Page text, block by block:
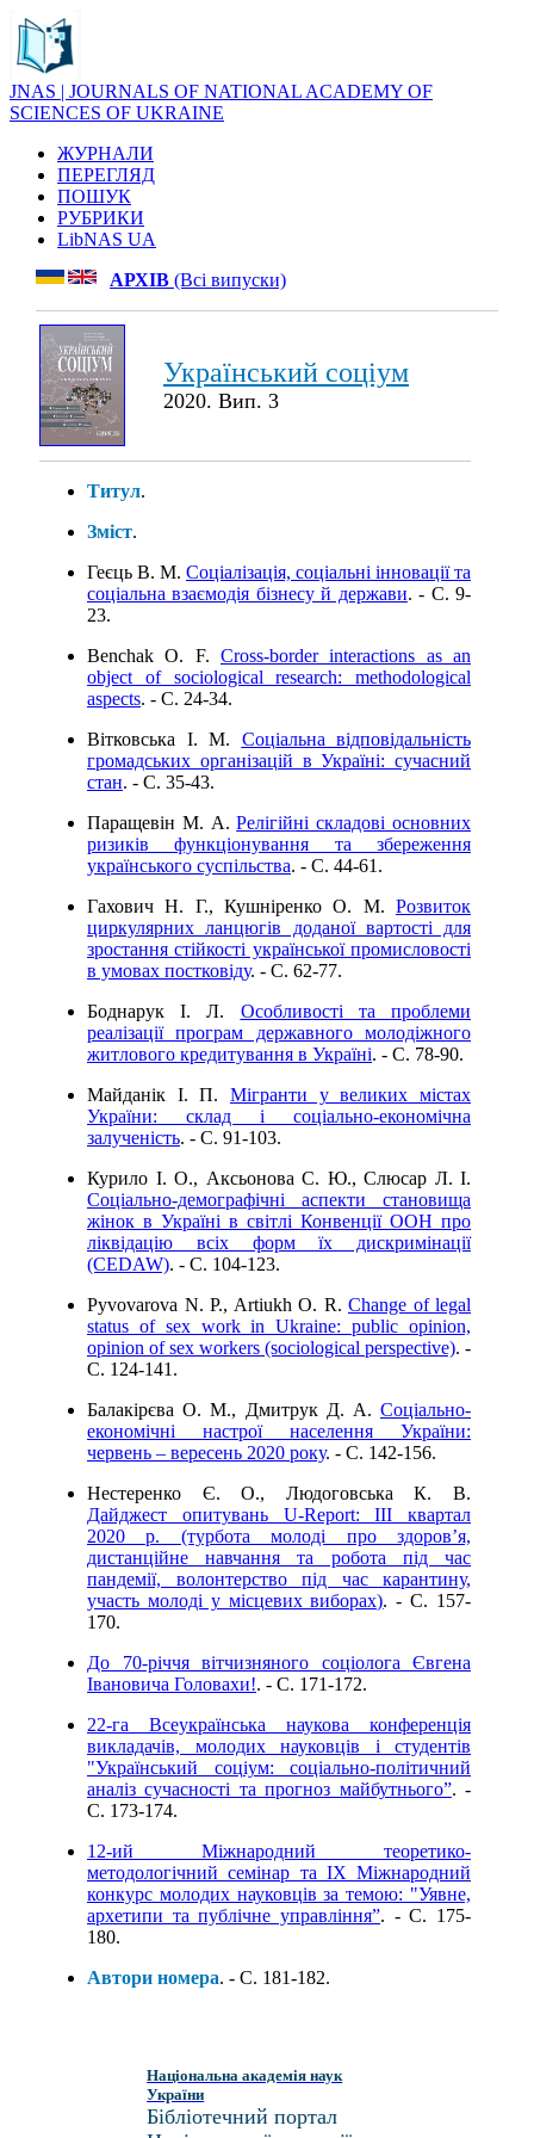
JNAS | JOURNALS OF NATIONAL ACADEMY OF
SCIENCES OF UKRAINE
ЖУРНАЛИ
ПЕРЕГЛЯД
ПОШУК
РУБРИКИ
LibNAS UA
АРХІВ (Всі випуски)
Український соціум
2020. Вип. 3
Титул.
Зміст.
Геєць В. М. Соціалізація, соціальні інновації та
соціальна взаємодія бізнесу й держави. - C. 9-
23.
Benchak O. F. Cross-border interactions as an
object of sociological research: methodological
aspects. - C. 24-34.
Вітковська І. М. Соціальна відповідальність
громадських організацій в Україні: сучасний
стан. - C. 35-43.
Паращевін М. А.Релігійні складові основних
ризиків функціонування та збереження
українського суспільства. - C. 44-61.
Гахович Н. Г., Кушніренко О. М. Розвиток
циркулярних ланцюгів доданої вартості для
зростання стійкості української промисловості
в умовах постковіду. - C. 62-77.
Боднарук І. Л. Особливості та проблеми
реалізації програм державного молодіжного
житлового кредитування в Україні. - C. 78-90.
Майданік І. П. Мігранти у великих містах
України: склад і соціально-економічна
залученість. - C. 91-103.
Курило І. О., Аксьонова С. Ю., Слюсар Л. І.
Соціально-демографічні аспекти становища
жінок в Україні в світлі Конвенції ООН про
ліквідацію всіх форм їх дискримінації
(CEDAW). - C. 104-123.
Pyvovarova N. P., Artiukh O. R. Change of legal
status of sex work in Ukraine: public opinion,
opinion of sex workers (sociological perspective). -
C. 124-141.
Балакірєва О. М., Дмитрук Д. А. Соціально-
економічні настрої населення України:
червень – вересень 2020 року. - C. 142-156.
Нестеренко Є. О., Людоговська К. В.
Дайджест опитувань U-Report: ІIІ квартал
2020 р. (турбота молоді про здоров’я,
дистанційне навчання та робота під час
пандемії, волонтерство під час карантину,
участь молоді у місцевих виборах). - C. 157-
170.
До 70-річчя вітчизняного соціолога Євгена
Івановича Головахи!. - C. 171-172.
22-га Всеукраїнська наукова конференція
викладачів, молодих науковців і студентів
"Український соціум: соціально-політичний
аналіз сучасності та прогноз майбутнього”. -
C. 173-174.
12-ий Міжнародний теоретико-
методологічний семінар та ІХ Міжнародний
конкурс молодих науковців за темою: "Уявне,
архетипи та публічне управління”. - C. 175-
180.
Автори номера. - C. 181-182.
Національна академія наук
України
Бібліотечний портал